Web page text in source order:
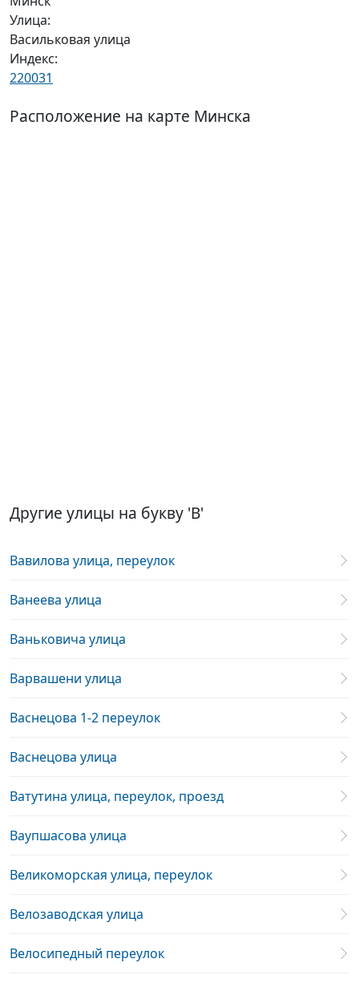
Улица:
Васильковая улица
Индекс:
220031
Расположение на карте Минска
Другие улицы на букву 'В'
Вавилова улица, переулок
Ванеева улица
Ваньковича улица
Варвашени улица
Васнецова 1-2 переулок
Васнецова улица
Ватутина улица, переулок, проезд
Ваупшасова улица
Великоморская улица, переулок
Велозаводская улица
Велосипедный переулок